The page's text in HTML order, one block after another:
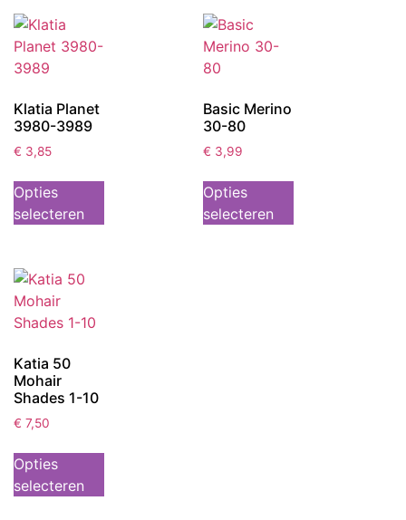
Klatia Planet
3980-3989
€ 3,85
Opties
selecteren
Basic Merino
30-80
€ 3,99
Opties
selecteren
Katia 50
Mohair
Shades 1-10
€ 7,50
Opties
selecteren